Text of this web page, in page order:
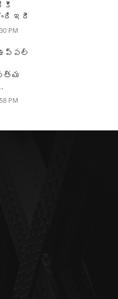
ఇదీ
PM
: ఉప్పల్
PM